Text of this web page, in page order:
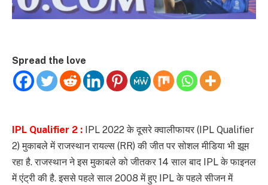
Spread the love
IPL Qualifier 2 : IPL 2022 के दूसरे क्वालीफायर (IPL Qualifier
2) मुकाबले में राजस्थान रायल्स (RR) की जीत पर सोशल मीडिया भी झूम
रहा है. राजस्थान ने इस मुकाबले को जीतकर 14 साल बाद IPL के फाइनल
में एंट्री की है. इससे पहले साल 2008 में हुए IPL के पहले सीजन में